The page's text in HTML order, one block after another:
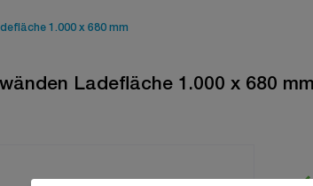
1.000 x 680 mm
Ladefläche 1.000 x 680 mm